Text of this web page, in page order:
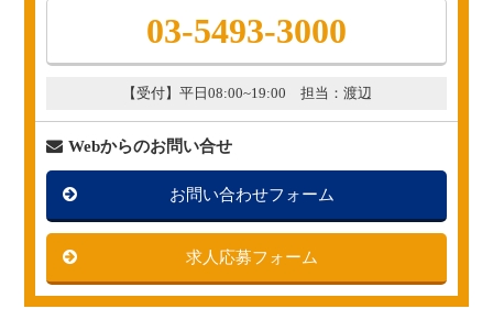
03-5493-3000
【受付】平日08:00~19:00 担当：渡辺
Webからのお問い合せ
お問い合わせフォーム
求人応募フォーム